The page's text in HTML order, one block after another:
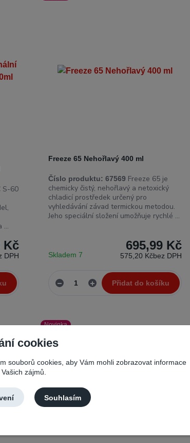
S-60
...
Kč
DPH
Freeze 65 Nehořlavý 400 ml
Číslo produktu: 67569 Freeze 65 je
chemicky čistý, nehořlavý a netoxický
chladicí prostředek určený pro
vyhledávání závad termickou metodou.
Jeho speciální složení umožňuje rychlé ...
695,99 Kč
575,20 Kčbez DPH
Skladem 7
Přidat do košíku
Novinka
cookies
souborů cookies, aby Vám mohli zobrazovat informace
zájmů.
Souhlasím